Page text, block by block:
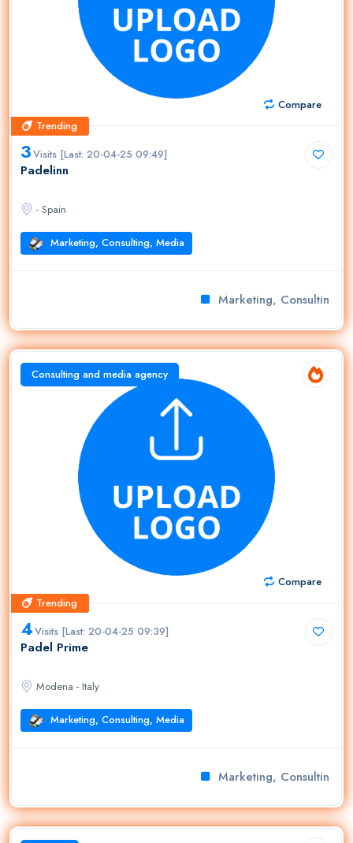
Compare
Trending
Trending
3Visits [Last: 20-04-25 09:49]
Padelinn
- Spain
Marketing, Consulting, Media
Marketing, Consulting,
Consulting and media agency
Compare
Trending
Trending
4Visits [Last: 20-04-25 09:39]
Padel Prime
Modena - Italy
Marketing, Consulting, Media
Marketing, Consulting,